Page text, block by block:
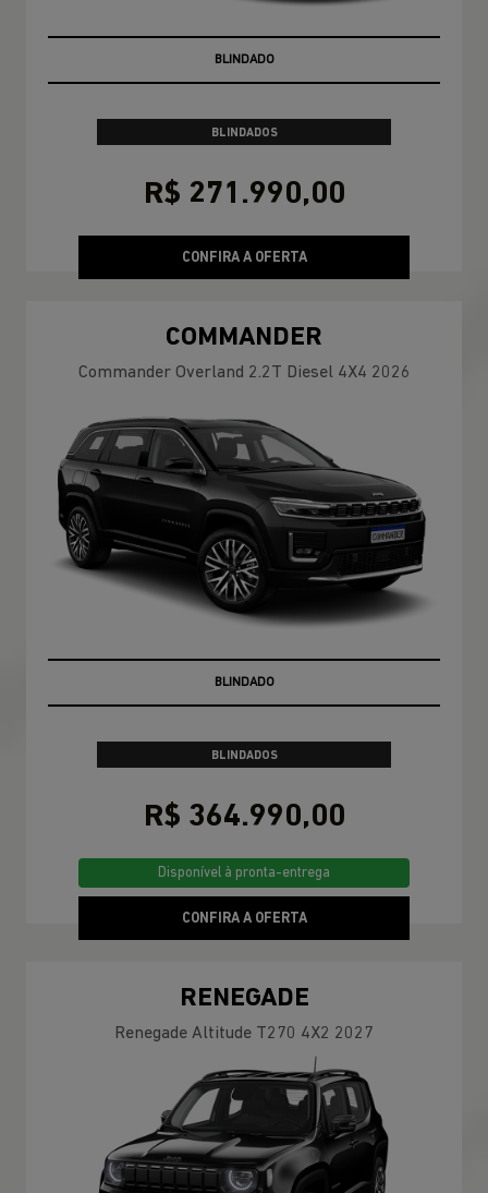
PRONTA ENTREGA
BLINDADOS
R$ 271.990,00
CONFIRA A OFERTA
COMMANDER
Commander Overland 2.2T Diesel 4X4 2026
PRONTA ENTREGA
BLINDADOS
R$ 364.990,00
Disponível à pronta-entrega
CONFIRA A OFERTA
RENEGADE
Renegade Altitude T270 4X2 2027